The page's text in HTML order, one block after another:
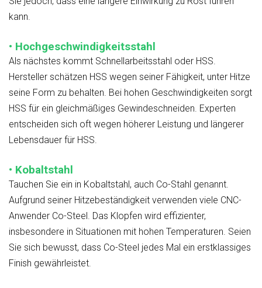
kann.
• Hochgeschwindigkeitsstahl
Als nächstes kommt Schnellarbeitsstahl oder HSS.
Hersteller schätzen HSS wegen seiner Fähigkeit, unter Hitze
seine Form zu behalten. Bei hohen Geschwindigkeiten sorgt
HSS für ein gleichmäßiges Gewindeschneiden. Experten
entscheiden sich oft wegen höherer Leistung und längerer
Lebensdauer für HSS.
• Kobaltstahl
Tauchen Sie ein in Kobaltstahl, auch Co-Stahl genannt.
Aufgrund seiner Hitzebeständigkeit verwenden viele CNC-
Anwender Co-Steel. Das Klopfen wird effizienter,
insbesondere in Situationen mit hohen Temperaturen. Seien
Sie sich bewusst, dass Co-Steel jedes Mal ein erstklassiges
Finish gewährleistet.